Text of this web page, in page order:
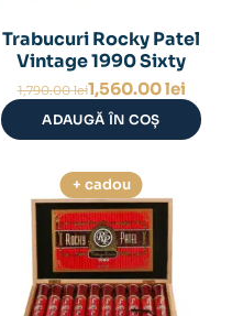
Trabucuri Rocky Patel
Vintage 1990 Sixty
1,790.00lei
Prețul
inițial
a
fost:
1,790.00 lei.
1,560.00lei
Prețul
curent
este:
1,560.00 lei.
ADAUGĂ ÎN COȘ
+ cadou